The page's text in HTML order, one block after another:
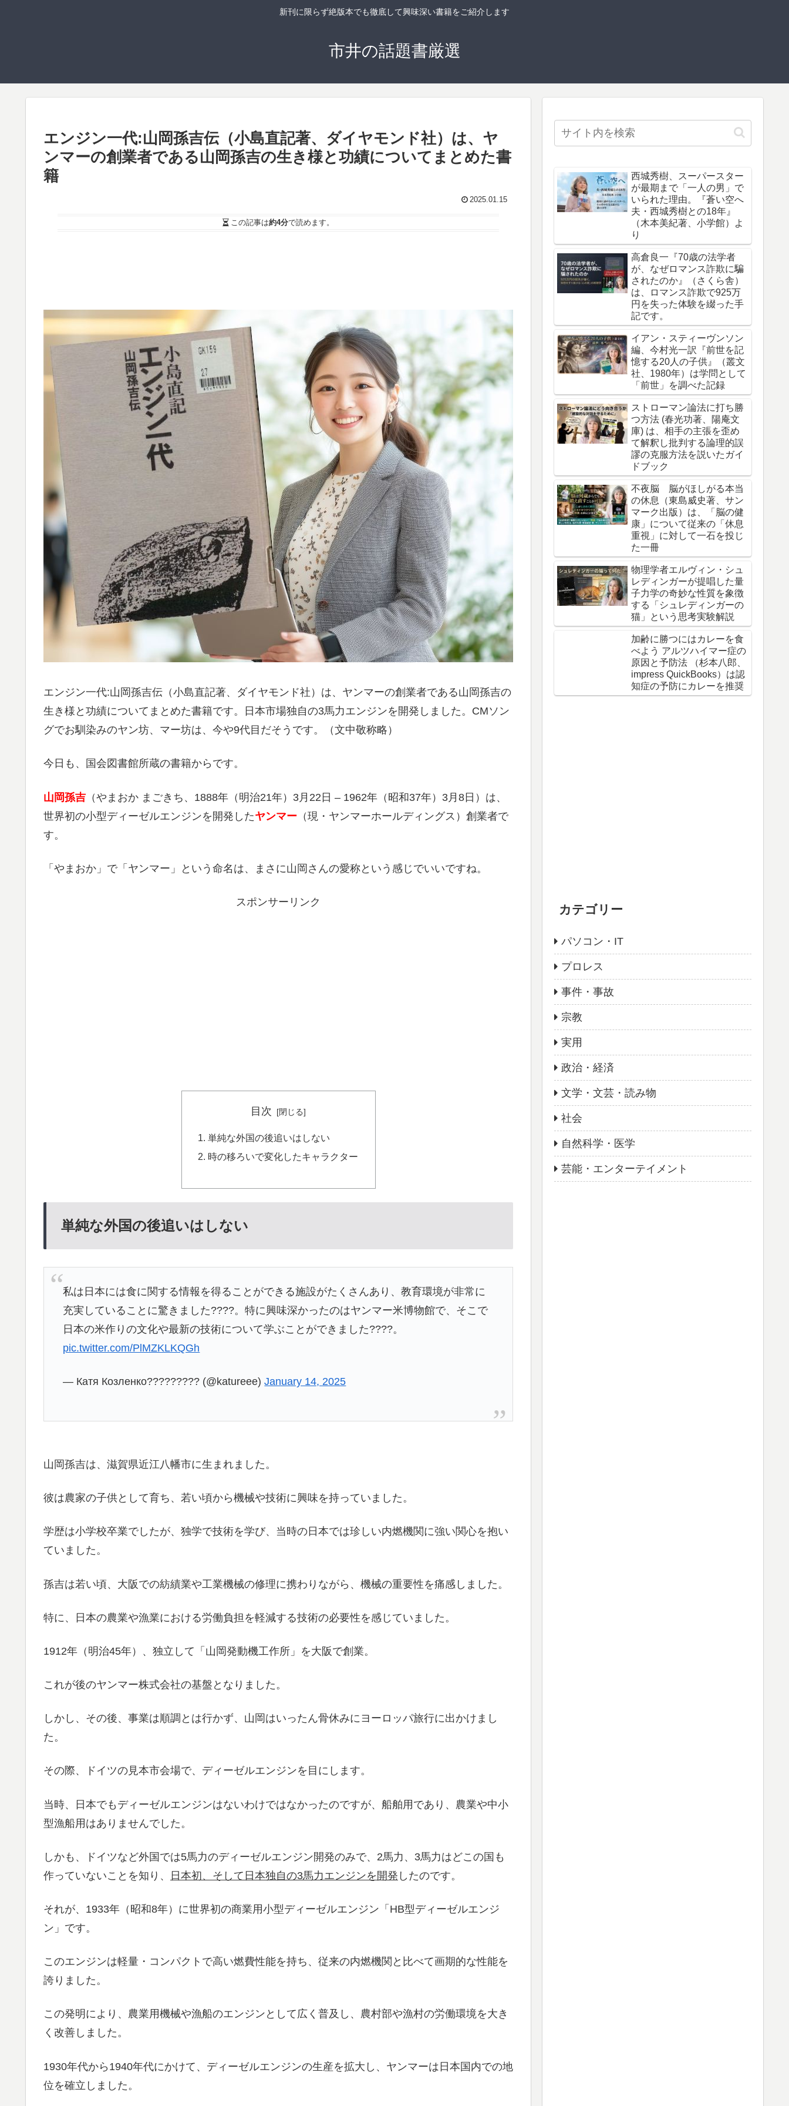
新刊に限らず絶版本でも徹底して興味深い書籍をご紹介します
市井の話題書厳選
エンジン一代:山岡孫吉伝（小島直記著、ダイヤモンド社）は、ヤ
ンマーの創業者である山岡孫吉の生き様と功績についてまとめた書
籍
2025.01.15
この記事は約4分で読めます。
エンジン一代:山岡孫吉伝（小島直記著、ダイヤモンド社）は、ヤンマーの創業者である山岡孫吉の
生き様と功績についてまとめた書籍です。日本市場独自の3馬力エンジンを開発しました。CMソン
グでお馴染みのヤン坊、マー坊は、今や9代目だそうです。（文中敬称略）
今日も、国会図書館所蔵の書籍からです。
山岡孫吉 （やまおか まごきち、1888年（明治21年）3月22日 – 1962年（昭和37年）3月8日）は、
世界初の小型ディーゼルエンジンを開発したヤンマー （現・ヤンマーホールディングス）創業者で
す。
「やまおか」で「ヤンマー」という命名は、まさに山岡さんの愛称という感じでいいですね。
スポンサーリンク
目次
単純な外国の後追いはしない
時の移ろいで変化したキャラクター
単純な外国の後追いはしない
私は日本には食に関する情報を得ることができる施設がたくさんあり、教育環境が非常に
充実していることに驚きました????。特に興味深かったのはヤンマー米博物館で、そこで
日本の米作りの文化や最新の技術について学ぶことができました????。
pic.twitter.com/PlMZKLKQGh
— Катя Козленко????????? (@katureee)January 14, 2025
山岡孫吉は、滋賀県近江八幡市に生まれました。
彼は農家の子供として育ち、若い頃から機械や技術に興味を持っていました。
学歴は小学校卒業でしたが、独学で技術を学び、当時の日本では珍しい内燃機関に強い関心を抱い
ていました。
孫吉は若い頃、大阪での紡績業や工業機械の修理に携わりながら、機械の重要性を痛感しました。
特に、日本の農業や漁業における労働負担を軽減する技術の必要性を感じていました。
1912年（明治45年）、独立して「山岡発動機工作所」を大阪で創業。
これが後のヤンマー株式会社の基盤となりました。
しかし、その後、事業は順調とは行かず、山岡はいったん骨休みにヨーロッパ旅行に出かけまし
た。
その際、ドイツの見本市会場で、ディーゼルエンジンを目にします。
当時、日本でもディーゼルエンジンはないわけではなかったのですが、船舶用であり、農業や中小
型漁船用はありませんでした。
しかも、ドイツなど外国では5馬力のディーゼルエンジン開発のみで、2馬力、3馬力はどこの国も
作っていないことを知り、
日本初、そして日本独自の3馬力エンジンを開発 したのです。
それが、1933年（昭和8年）に世界初の商業用小型ディーゼルエンジン「HB型ディーゼルエンジ
ン」です。
このエンジンは軽量・コンパクトで高い燃費性能を持ち、従来の内燃機関と比べて画期的な性能を
誇りました。
この発明により、農業用機械や漁船のエンジンとして広く普及し、農村部や漁村の労働環境を大き
く改善しました。
1930年代から1940年代にかけて、ディーゼルエンジンの生産を拡大し、ヤンマーは日本国内での地
位を確立しました。
西城秀樹、スーパースター
が最期まで「一人の男」で
いられた理由。『蒼い空へ
夫・西城秀樹との18年』
（木本美紀著、小学館）よ
り
高倉良一『70歳の法学者
が、なぜロマンス詐欺に騙
されたのか』（さくら舎）
は、ロマンス詐欺で925万
円を失った体験を綴った手
記です。
イアン・スティーヴンソン
編、今村光一訳『前世を記
憶する20人の子供』（叢文
社、1980年）は学問として
「前世」を調べた記録
ストローマン論法に打ち勝
つ方法 (春光功著、陽庵文
庫) は、相手の主張を歪め
て解釈し批判する論理的誤
謬の克服方法を説いたガイ
ドブック
不夜脳 脳がほしがる本当
の休息（東島威史著、サン
マーク出版）は、「脳の健
康」について従来の「休息
重視」に対して一石を投じ
た一冊
物理学者エルヴィン・シュ
レディンガーが提唱した量
子力学の奇妙な性質を象徴
する「シュレディンガーの
猫」という思考実験解説
加齢に勝つにはカレーを食
べよう アルツハイマー症の
原因と予防法 （杉本八郎、
impress QuickBooks）は認
知症の予防にカレーを推奨
カテゴリー
パソコン・IT
プロレス
事件・事故
宗教
実用
政治・経済
文学・文芸・読み物
社会
自然科学・医学
芸能・エンターテイメント